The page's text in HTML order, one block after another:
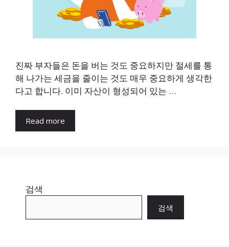
진짜 부자들은 돈을 버는 것도 중요하지만 절세를 통
해 나가는 세금을 줄이는 것도 매우 중요하게 생각한
다고 합니다. 이미 자산이 형성되어 있는 …
Read more
검색
검색